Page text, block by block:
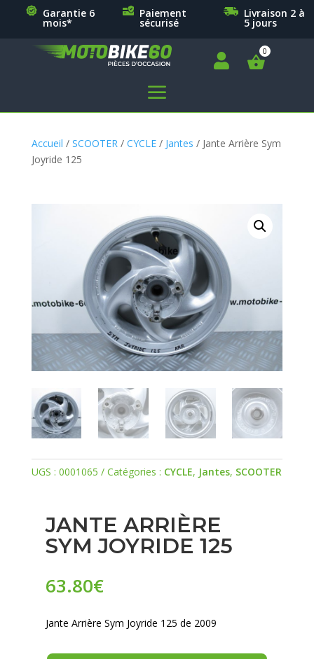
Garantie 6
mois*
Paiement
sécurisé
Livraison 2 à
5 jours

a
Accueil / SCOOTER / CYCLE/ Jantes / Jante Arrière Sym
Joyride 125
UGS : 0001065 Catégories : CYCLE, Jantes, SCOOTER
JANTE ARRIÈRE
SYM JOYRIDE 125
63.80€
Jante Arrière Sym Joyride 125 de 2009